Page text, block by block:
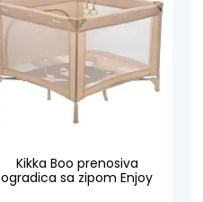
Kikka Boo prenosiva
ogradica sa zipom Enjoy